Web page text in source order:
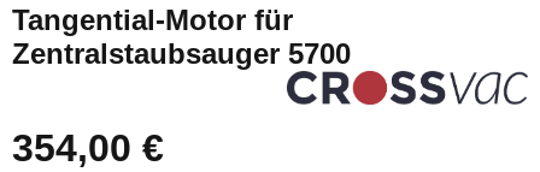
Tangential-Motor für
Zentralstaubsauger 5700
354,00 €